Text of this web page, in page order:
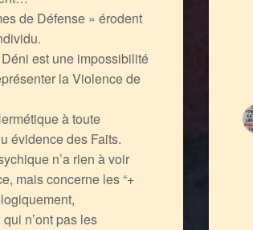
de Défense » érodent
est une impossibilité
la Violence de
à toute
évidence des Faits.
n’a rien à voir
mais concerne les “+
n’ont pas les